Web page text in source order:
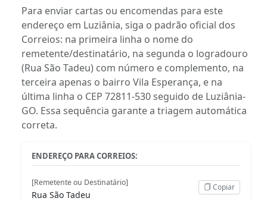
Para enviar cartas ou encomendas para este
endereço em Luziânia, siga o padrão oficial dos
Correios: na primeira linha o nome do
remetente/destinatário, na segunda o logradouro
(Rua São Tadeu) com número e complemento, na
terceira apenas o bairro Vila Esperança, e na
última linha o CEP 72811-530 seguido de Luziânia-
GO. Essa sequência garante a triagem automática
correta.
ENDEREÇO PARA CORREIOS:
[Remetente ou Destinatário]
Rua São Tadeu
Copiar